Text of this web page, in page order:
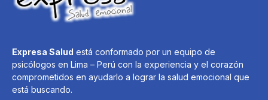
Expresa Salud está conformado por un equipo de
psicólogos en Lima – Perú con la experiencia y el corazón
comprometidos en ayudarlo a lograr la salud emocional que
está buscando.